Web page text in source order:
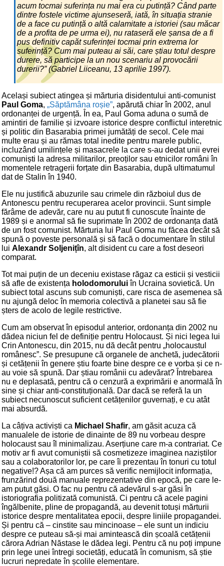
acum tocmai suferința nu mai era cu putință? Când parte
dintre fostele victime ajunseseră, iată, în situația stranie
de a face cu putință o altă calamitate a istoriei (sau măcar
de a profita de pe urma ei), nu rataseră ele șansa de a fi
pus definitiv capăt suferinței tocmai prin extrema lor
suferință? Cum mai puteau ai săi, care știau totul despre
durere, să participe la un nou scenariu al provocării
durerii?” (Gabriel Liiceanu, 13 aprilie 1997).
Același subiect atingea și mărturia disidentului anti-comunist
Paul Goma, „Săptămâna roșie”, apărută chiar în 2002, anul
ordonanței de urgență. În ea, Paul Goma aduna o sumă de
amintiri de familie și izvoare istorice despre conflictul interetnic
și politic din Basarabia primei jumătăți de secol. Cele mai
multe erau și au rămas total inedite pentru marele public,
incluzând umilințele și masacrele la care s-au dedat unii evrei
comuniști la adresa militarilor, preoților sau etnicilor români în
momentele retragerii forțate din Basarabia, după ultimatumul
dat de Stalin în 1940.
Ele nu justifică abuzurile sau crimele din războiul dus de
Antonescu pentru recuperarea acelor provincii. Sunt simple
fărâme de adevăr, care nu au putut fi cunoscute înainte de
1989 și e anormal să fie suprimate în 2002 de ordonanța dată
de un fost comunist. Mărturia lui Paul Goma nu făcea decât să
spună o poveste personală și să facă o documentare în stilul
lui Alexandr Soljenițîn, alt disident cu care a fost deseori
comparat.
Tot mai puțin de un deceniu existase răgaz ca esticii și vesticii
să afle de existența holodomoruluiîn Ucraina sovietică. Un
subiect total ascuns sub comuniști, care risca de asemenea să
nu ajungă deloc în memoria colectivă a planetei sau să fie
șters de acolo de legile restrictive.
Cum am observat în episodul anterior, ordonanța din 2002 nu
dădea niciun fel de definiție pentru Holocaust. Și nici legea lui
Crin Antonescu, din 2015, nu dă decât pentru „holocaustul
românesc”. Se presupune că organele de anchetă, judecătorii
și cetățenii în genere știu foarte bine despre ce e vorba și ce n-
au voie să spună. Dar știau românii cu adevărat? Întrebarea
nu e deplasată, pentru că o cenzură a exprimării e anormală în
sine și chiar anti-constituțională. Dar dacă se referă la un
subiect necunoscut suficient cetățenilor guvernați, e cu atât
mai absurdă.
La câțiva activiști ca Michael Shafir, am găsit acuza că
manualele de istorie de dinainte de 89 nu vorbeau despre
holocaust sau îl minimalizau. Aserțiune care m-a contrariat. Ce
motiv ar fi avut comuniștii să cosmetizeze imaginea naziștilor
sau a colaboratorilor lor, pe care îi prezentau în tonuri cu totul
negative!? Așa că am purces să verific nemijlocit informația,
frunzărind două manuale reprezentative din epocă, pe care le-
am putut găsi. O fac nu pentru că adevărul s-ar găsi în
istoriografia politizată comunistă. Ci pentru că acele pagini
îngălbenite, pline de propagandă, au devenit totuși mărturii
istorice despre mentalitatea epocii, despre liniile propagandei.
Și pentru că – cinstite sau mincinoase – ele sunt un indiciu
despre ce puteau să-și mai amintească din școală cetățenii
cărora Adrian Năstase le dădea legi. Pentru că nu poți impune
prin lege unei întregi societăți, educată în comunism, să știe
lucruri nepredate în școlile elementare.